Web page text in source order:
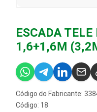
ESCADA
1,6+1,6M
Código do Fabricante:
Código: 18